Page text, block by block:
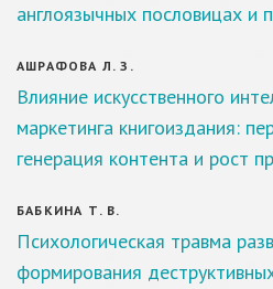
англоязычных пословицах и
АШРАФОВА Л. З.
Влияние искусственного
маркетинга книгоиздания:
генерация контента и рост
БАБКИНА Т. В.
Психологическая травма
формирования